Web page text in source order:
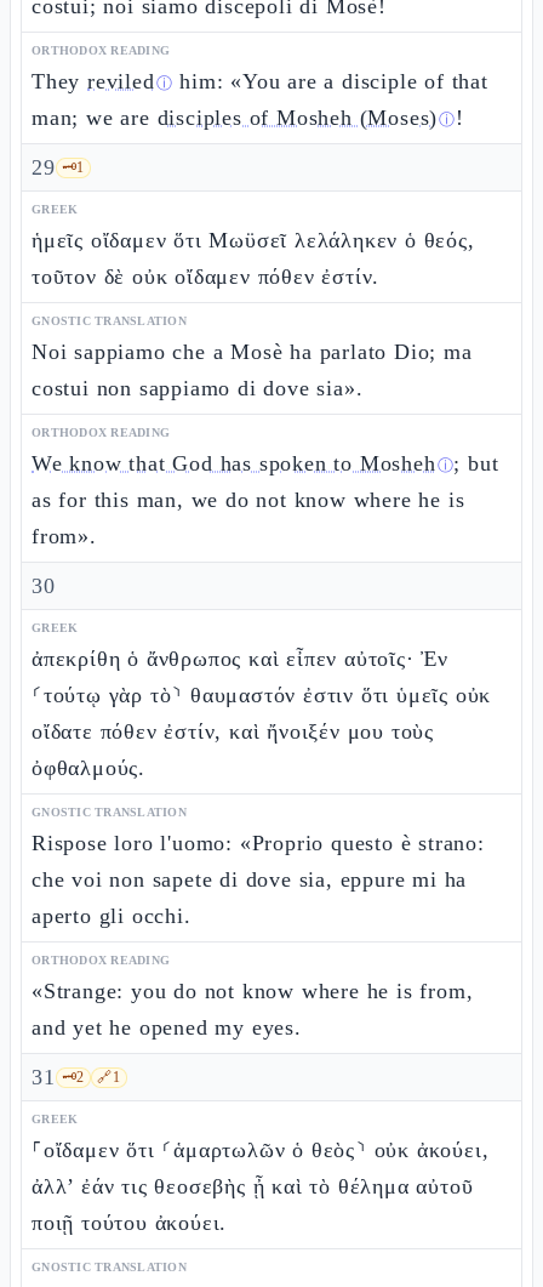
costui; noi siamo discepoli di Mosè!
ORTHODOX READING
They reviledⓘ him: «You are a disciple of that
man; we are disciples of Mosheh (Moses)ⓘ !
29 🗝️1
GREEK
ἡμεῖς οἴδαμεν ὅτι Μωϋσεῖ λελάληκεν ὁ θεός,
τοῦτον δὲ οὐκ οἴδαμεν πόθεν ἐστίν.
GNOSTIC TRANSLATION
Noi sappiamo che a Mosè ha parlato Dio; ma
costui non sappiamo di dove sia».
ORTHODOX READING
We know that God has spoken to Moshehⓘ; but
as for this man, we do not know where he is
from».
30
GREEK
ἀπεκρίθη ὁ ἄνθρωπος καὶ εἶπεν αὐτοῖς· Ἐν
⸂τούτῳ γὰρ τὸ⸃ θαυμαστόν ἐστιν ὅτι ὑμεῖς οὐκ
οἴδατε πόθεν ἐστίν, καὶ ἤνοιξέν μου τοὺς
ὀφθαλμούς.
GNOSTIC TRANSLATION
Rispose loro l'uomo: «Proprio questo è strano:
che voi non sapete di dove sia, eppure mi ha
aperto gli occhi.
ORTHODOX READING
«Strange: you do not know where he is from,
and yet he opened my eyes.
31 🗝️2 🔗1
GREEK
⸀οἴδαμεν ὅτι ⸂ἁμαρτωλῶν ὁ θεὸς⸃ οὐκ ἀκούει,
ἀλλ’ ἐάν τις θεοσεβὴς ᾖ καὶ τὸ θέλημα αὐτοῦ
ποιῇ τούτου ἀκούει.
GNOSTIC TRANSLATION